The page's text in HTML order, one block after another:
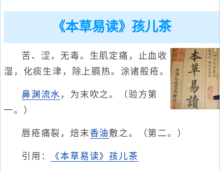
《本草易读》孩儿茶
苦、涩，无毒。生肌定痛，止血收
湿，化痰生津，除上膈热。涂诸般疮。
鼻渊 流水 ，为末吹之。（验方第
一。）
唇疮痛裂，焙末香油敷之。（第二。）
引用： 《本草易读》孩儿茶